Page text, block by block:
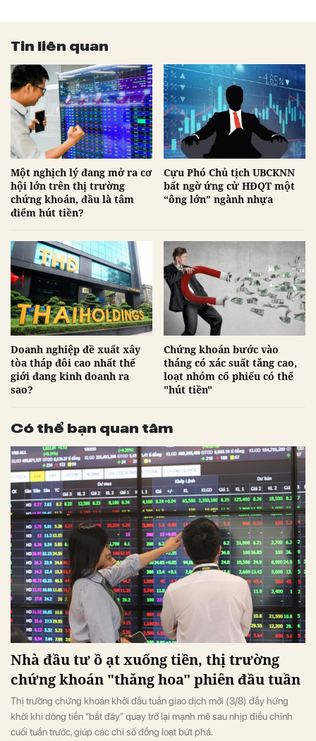
Tin liên quan
Một nghịch lý đang mở ra cơ
hội lớn trên thị trường
chứng khoán, đầu là tâm
điểm hút tiền?
Cựu Phó Chủ tịch UBCKNN
bất ngờ ứng cử HĐQT một
“ông lớn” ngành nhựa
Doanh nghiệp đề xuất xây
tòa tháp đôi cao nhất thế
giới đang kinh doanh ra
sao?
Chứng khoán bước vào
tháng có xác suất tăng cao,
loạt nhóm cổ phiếu có thể
"hút tiền"
Có thể bạn quan tâm
Nhà đầu tư ồ ạt xuống tiền, thị trường
chứng khoán "thăng hoa" phiên đầu tuần
Thị trường chứng khoán khởi đầu tuần giao dịch mới (3/8) đầy hứng
khởi khi dòng tiền “bắt đáy” quay trở lại mạnh mẽ sau nhịp điều chỉnh
cuối tuần trước, giúp các chỉ số đồng loạt bứt phá.